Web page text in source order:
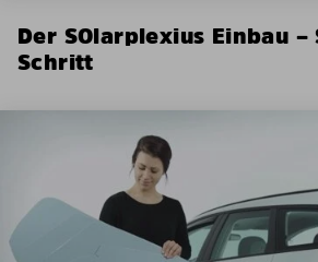
Der SOlarplexius Einbau
Schritt